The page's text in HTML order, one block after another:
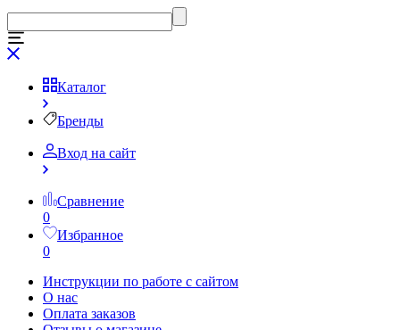
Каталог
Бренды
Вход на сайт
Сравнение
0
Избранное
0
Инструкции по работе с сайтом
О нас
Оплата заказов